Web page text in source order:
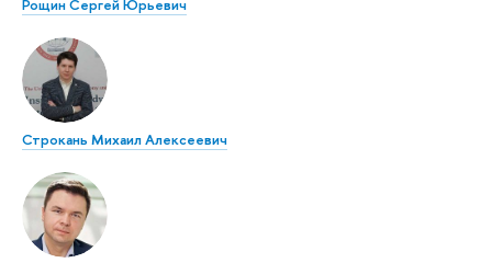
Рощин Сергей Юрьевич
Строкань Михаил Алексеевич